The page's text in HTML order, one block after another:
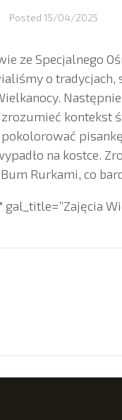
Posted 15/04/2025
ze Specjalnego
o tradycjach,
kontekst
na kostce.
Rurkami, co